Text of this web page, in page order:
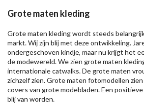
Grote maten kleding
Grote maten kleding wordt steeds
markt. Wij zijn blij met deze ontwikkeling.
ondergeschoven kindje, maar nu krijgt het
de modewereld. We zien grote maten
internationale catwalks. De grote maten
zichzelf zien. Grote maten fotomodellen
covers van grote modebladen. Een
blij van worden.